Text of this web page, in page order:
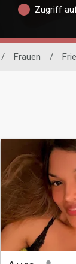
Zugriff
/ Frauen /